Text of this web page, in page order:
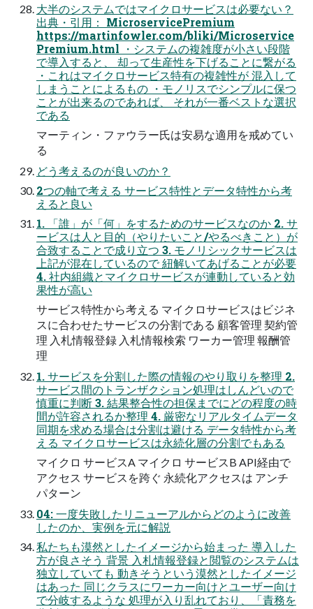
大半のシステムではマイクロサービスは必要ない？
出典・引用： MicroservicePremium
https://martinfowler.com/bliki/Microservice
Premium.html ・システムの複雑度が小さい段階
で導入すると、 却って生産性を下げることに繋がる
・これはマイクロサービス特有の複雑性が 混入して
しまうことによるもの ・モノリスでシンプルに保つ
ことが出来るのであれば、 それが一番ベストな選択
である
マーティン・ファウラー氏は安易な適用を戒めてい
る
どう考えるのが良いのか？
2つの軸で考える サービス特性とデータ特性から考
えると良い
1. 「誰」が「何」をするためのサービスなのか 2. サ
ービスは人と目的（やりたいこと/やるべきこと）が
合致することで成り立つ 3. モノリシックサービスは
上記が混在しているので 紐解いてあげることが必要
4. 社内組織とマイクロサービスが連動していると効
果性が高い
サービス特性から考える マイクロサービスはビジネ
スに合わせたサービスの分割である 顧客管理 契約管
理 入札情報登録 入札情報検索 ワーカー管理 報酬管
理
1. サービスを分割した際の情報のやり取りを整理 2.
サービス間のトランザクション処理はしんどいので
慎重に判断 3. 結果整合性の担保までにどの程度の時
間が許容されるか整理 4. 厳密なリアルタイムデータ
同期を求める場合は分割は避ける データ特性から考
える マイクロサービスは永続化層の分割でもある
マイクロ サービスA マイクロ サービスB API経由で
アクセス サービスを跨ぐ 永続化アクセスは アンチ
パターン
04: 一度失敗したリニューアルからどのように改善
したのか、実例を元に解説
私たちも漠然としたイメージから始まった 導入した
方が良さそう 背景 入札情報登録と閲覧のシステムは
独立していても 動きそうという漠然としたイメージ
はあった 同じクラスにワーカー向けとユーザー向け
で分岐するような 処理が入り乱れており、「責務を